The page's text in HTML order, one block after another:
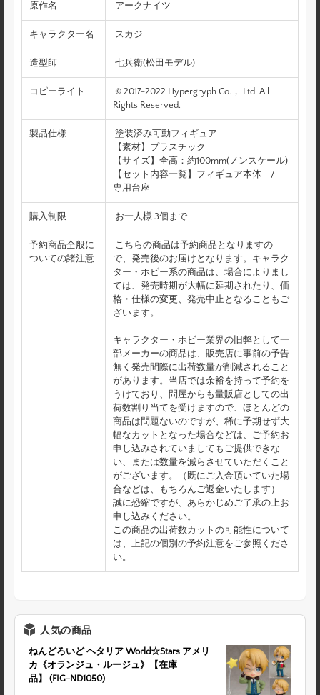
原作名 アークナイツ
キャラクター名 スカジ
造型師 七兵衛(松田モデル)
コピーライト
© 2017-2022 Hypergryph Co.， Ltd. All
Rights Reserved.
製品仕様
塗装済み可動フィギュア
【素材】プラスチック
【サイズ】全高：約100mm(ノンスケール)
【セット内容一覧】フィギュア本体 /
専用台座
購入制限 お一人様 3個まで
予約商品全般に
ついての諸注意
こちらの商品は予約商品となりますの
で、発売後のお届けとなります。キャラク
ター・ホビー系の商品は、場合によりまし
ては、発売時期が大幅に延期されたり、価
格・仕様の変更、発売中止となることもご
ざいます。
キャラクター・ホビー業界の旧弊として一
部メーカーの商品は、販売店に事前の予告
無く発売間際に出荷数量が削減されること
があります。当店では余裕を持って予約を
うけており、問屋からも量販店としての出
荷数割り当てを受けますので、ほとんどの
商品は問題ないのですが、稀に予期せず大
幅なカットとなった場合などは、ご予約お
申し込みされていましてもご提供できな
い、または数量を減らさせていただくこと
がございます。（既にご入金頂いていた場
合などは、もちろんご返金いたします）
誠に恐縮ですが、あらかじめご了承の上お
申し込みください。
この商品の出荷数カットの可能性について
は、上記の個別の予約注意をご参照くださ
い。
人気の商品
ねんどろいど ヘタリア World☆Stars アメリ
カ《オランジュ・ルージュ》【在庫
品】 (FIG-ND1050)